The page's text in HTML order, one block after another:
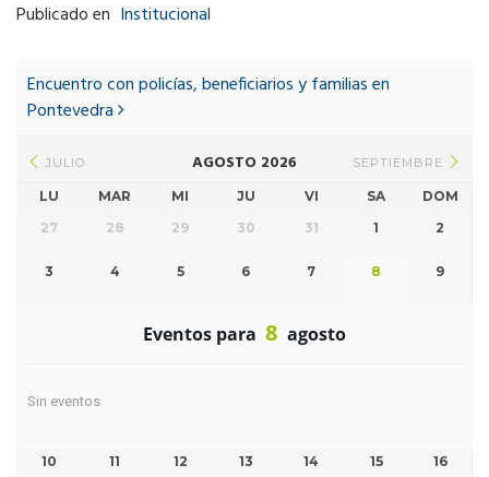
Publicado en Institucional
navigation
Encuentro con policías, beneficiarios y familias en
Pontevedra
JULIO AGOSTO 2026 SEPTIEMBRE
LU MAR MI JU VI SA
DOM
27
28 29 30 31 1 2
3 4 5 6 7 8 9
Eventos para 8 agosto
Sin eventos
10 11 12 13 14 15 16